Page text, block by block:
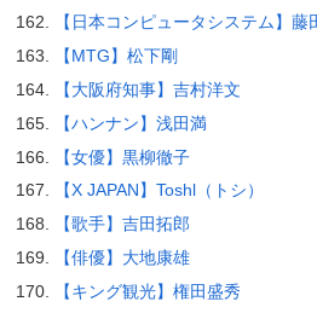
【日本コンピュータシステム】藤
【MTG】松下剛
【大阪府知事】吉村洋文
【ハンナン】浅田満
【女優】黒柳徹子
【X JAPAN】Toshl（トシ）
【歌手】吉田拓郎
【俳優】大地康雄
【キング観光】権田盛秀